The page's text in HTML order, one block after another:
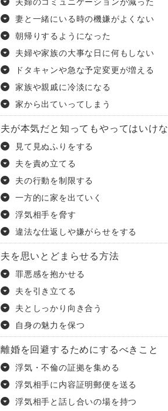
妻と一緒にいる時の機嫌がよくない
朝帰りするようになった
夫婦や家族の大事な日に何もしない
ドタキャンや急な予定変更が増える
家族や親戚に冷淡になる
家から出ていってしまう
夫が本気だと知ってもやってはいけ
見て見ぬふりをする
夫を責め立てる
夫の行動を制限する
一方的に家を出ていく
浮気相手を脅す
違法な仕返しや嫌がらせをする
夫を思いとどまらせる方法
罪悪感を抱かせる
夫を引き立てる
夫としっかり向き合う
自身の魅力を保つ
離婚を回避するためにするべきこと
浮気・不倫の証拠を集める
浮気相手に内容証明郵便を送る
浮気相手と話し合いの場を持つ